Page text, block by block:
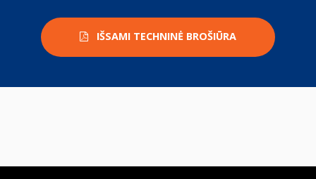
IŠSAMI TECHNINĖ BROŠIŪRA